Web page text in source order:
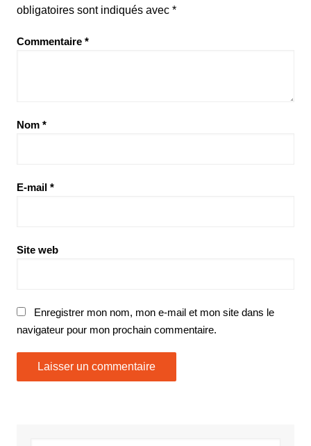
obligatoires sont indiqués avec *
Commentaire *
Nom *
E-mail *
Site web
Enregistrer mon nom, mon e-mail et mon site dans le
navigateur pour mon prochain commentaire.